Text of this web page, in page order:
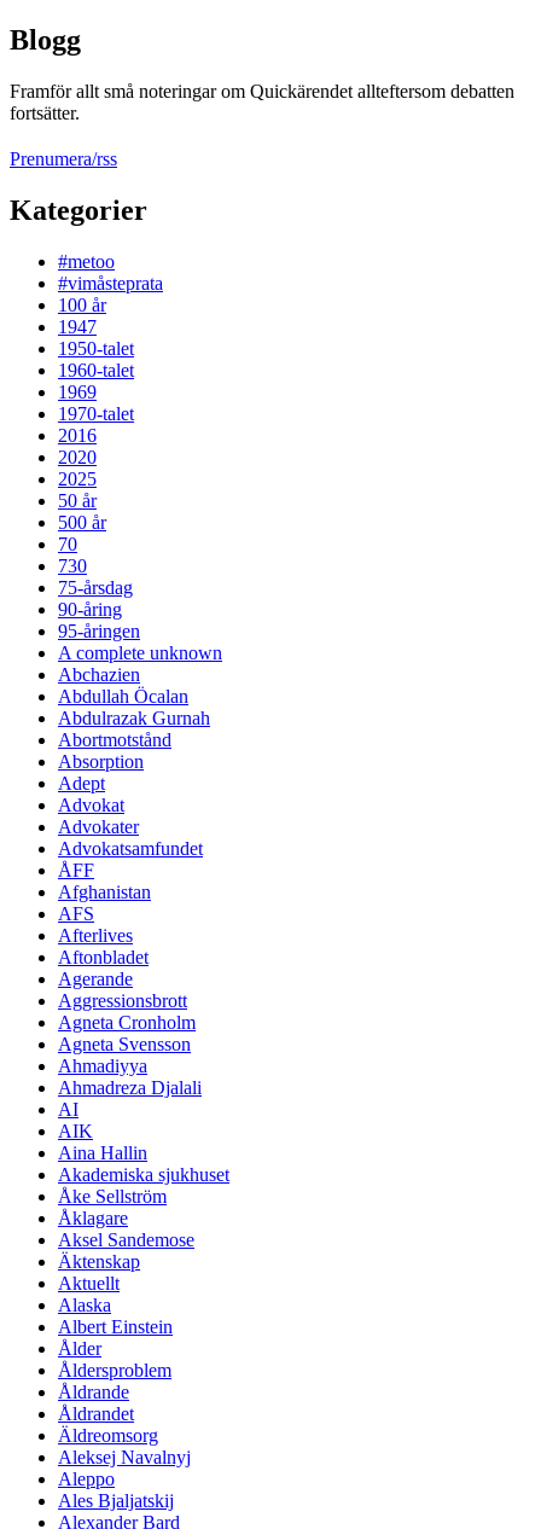
Blogg
Framför allt små noteringar om Quickärendet allteftersom debatten
fortsätter.
Prenumera/rss
Kategorier
#metoo
#vimåsteprata
100 år
1947
1950-talet
1960-talet
1969
1970-talet
2016
2020
2025
50 år
500 år
70
730
75-årsdag
90-åring
95-åringen
A complete unknown
Abchazien
Abdullah Öcalan
Abdulrazak Gurnah
Abortmotstånd
Absorption
Adept
Advokat
Advokater
Advokatsamfundet
ÅFF
Afghanistan
AFS
Afterlives
Aftonbladet
Agerande
Aggressionsbrott
Agneta Cronholm
Agneta Svensson
Ahmadiyya
Ahmadreza Djalali
AI
AIK
Aina Hallin
Akademiska sjukhuset
Åke Sellström
Åklagare
Aksel Sandemose
Äktenskap
Aktuellt
Alaska
Albert Einstein
Ålder
Åldersproblem
Åldrande
Åldrandet
Äldreomsorg
Aleksej Navalnyj
Aleppo
Ales Bjaljatskij
Alexander Bard